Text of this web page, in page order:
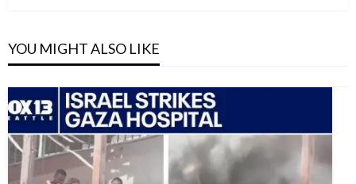
YOU MIGHT ALSO LIKE